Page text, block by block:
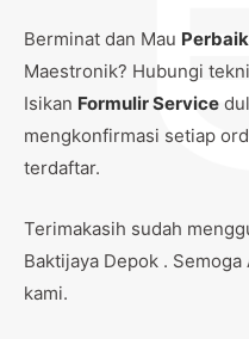
Berminat dan Mau
Maestronik? Hubungi
Isikan Formulir Service
mengkonfirmasi setiap
terdaftar.
Terimakasih sudah
Baktijaya Depok .
kami.